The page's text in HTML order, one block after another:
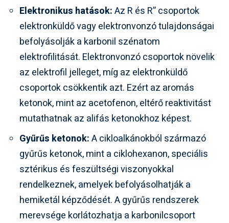
Elektronikus hatások:Az R és R” csoportok
elektronküldő vagy elektronvonzó tulajdonságai
befolyásolják a karbonil szénatom
elektrofilitását. Elektronvonzó csoportok növelik
az elektrofil jelleget, míg az elektronküldő
csoportok csökkentik azt. Ezért az aromás
ketonok, mint az acetofenon, eltérő reaktivitást
mutathatnak az alifás ketonokhoz képest.
Gyűrűs ketonok:A cikloalkánokból származó
gyűrűs ketonok, mint a ciklohexanon, speciális
sztérikus és feszültségi viszonyokkal
rendelkeznek, amelyek befolyásolhatják a
hemiketál képződését. A gyűrűs rendszerek
merevsége korlátozhatja a karbonilcsoport